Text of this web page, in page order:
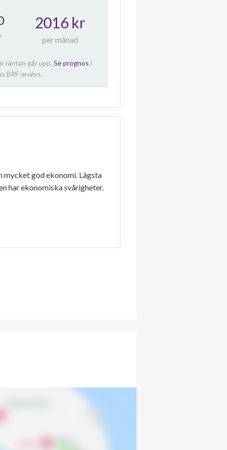
2016 kr
per månad
räntan går upp. Se prognos i
BRF-analys.
mycket god ekonomi. Lägsta
har ekonomiska svårigheter.